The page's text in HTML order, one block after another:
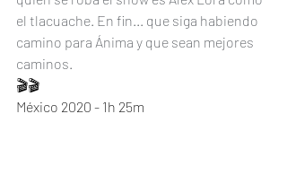
el tlacuache. En fin... que siga habiendo
camino para Ánima y que sean mejores
caminos.
🎬🎬
México 2020 - 1h 25m